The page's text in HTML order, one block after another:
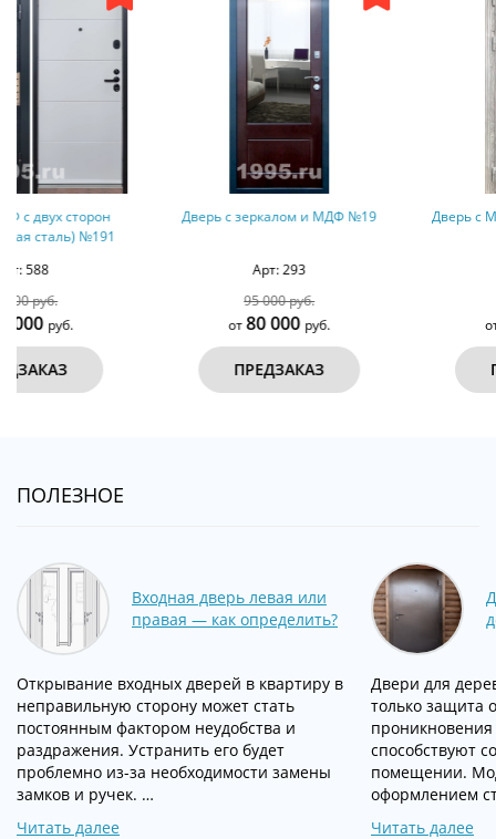
Дверь с зеркалом и МДФ №19
ПРЕДЗАКАЗ
Дверь с МДФ с двух сторон №37
ПРЕДЗАКАЗ
ПОЛЕЗНОЕ
Входная дверь левая или
правая — как определить?
Открывание входных дверей в квартиру в
неправильную сторону может стать
постоянным фактором неудобства и
раздражения. Устранить его будет
проблемно из-за необходимости замены
замков и ручек. …
Читать далее
Двери для
только защита
способствуют
помещении.
оформлением
Читать далее